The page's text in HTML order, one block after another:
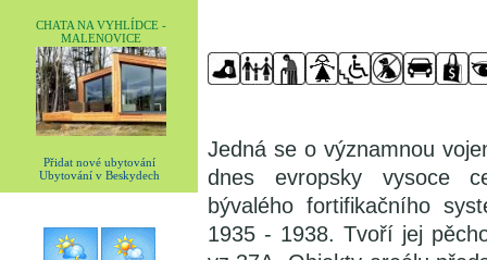
CHATA NA VYHLÍDCE -
MALENOVICE
Přidat nové ubytování
Ubytování v Beskydech
Jedná se o významnou
dnes evropsky vysoce
bývalého fortifikačního
1935 - 1938. Tvoří jej